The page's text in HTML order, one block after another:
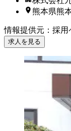
熊本県熊
情報提供元 ： 採用
求人を見る